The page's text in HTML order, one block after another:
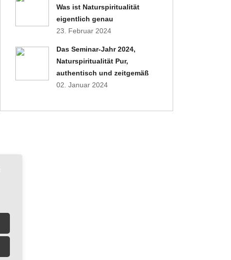
Was ist Naturspiritualität
eigentlich genau
23. Februar 2024
Das Seminar-Jahr 2024,
Naturspiritualität Pur,
authentisch und zeitgemäß
02. Januar 2024